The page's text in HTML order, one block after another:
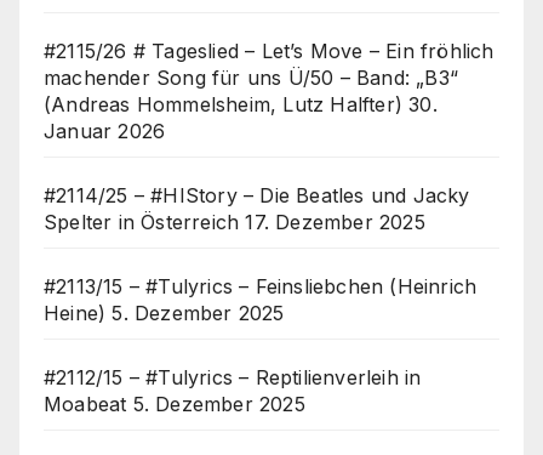
#2115/26 # Tageslied – Let’s Move – Ein fröhlich
machender Song für uns Ü/50 – Band: „B3“
(Andreas Hommelsheim, Lutz Halfter) 30.
Januar 2026
#2114/25 – #HIStory – Die Beatles und Jacky
Spelter in Österreich 17. Dezember 2025
#2113/15 – #Tulyrics – Feinsliebchen (Heinrich
Heine) 5. Dezember 2025
#2112/15 – #Tulyrics – Reptilienverleih in
Moabeat 5. Dezember 2025